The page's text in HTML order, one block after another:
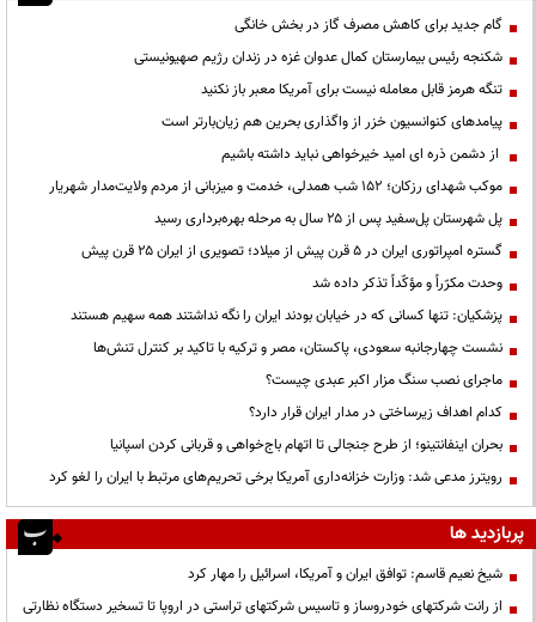
گام جدید برای کاهش مصرف گاز در بخش خانگی
شکنجه رئیس بیمارستان کمال عدوان غزه در زندان رژیم صهیونیستی
تنگه هرمز قابل معامله نیست برای آمریکا معبر باز نکنید
پیامدهای کنوانسیون خزر از واگذاری بحرین هم زیان‌بارتر است
از دشمن ذره ای امید خیرخواهی نباید داشته باشیم
موکب شهدای رزکان؛ ۱۵۲ شب همدلی، خدمت و میزبانی از مردم ولایت‌مدار شهریار
پل شهرستان پل‌سفید پس از ۲۵ سال به مرحله بهره‌برداری رسید
گستره امپراتوری ایران در ۵ قرن پیش از میلاد؛ تصویری از ایران ۲۵ قرن پیش
وحدت مکرّراً و مؤکّداً تذکر داده شد
پزشکیان: تنها کسانی که در خیابان بودند ایران را نگه نداشتند همه سهیم هستند
نشست چهارجانبه سعودی، پاکستان، مصر و ترکیه با تاکید بر کنترل تنش‌ها
ماجرای نصب سنگ مزار اکبر عبدی چیست؟
کدام اهداف زیرساختی در مدار ایران قرار دارد؟
بحران اینفانتینو؛ از طرح جنجالی تا اتهام باج‌خواهی و قربانی کردن اسپانیا
رویترز مدعی شد: وزارت خزانه‌داری آمریکا برخی تحریم‌های مرتبط با ایران را لغو کرد
پربازدید ها
شیخ نعیم قاسم: توافق ایران و آمریکا، اسرائیل را مهار کرد
از رانت‌ شرکتهای خودروساز و تاسیس شرکتهای تراستی در اروپا تا تسخیر دستگاه نظارتی